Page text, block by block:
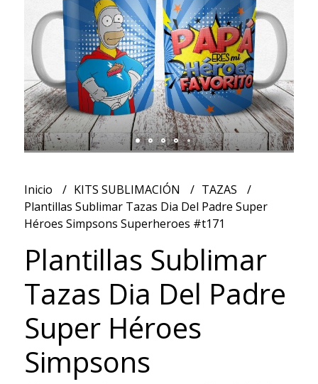
Inicio KITS SUBLIMACIÓN
TAZAS
Plantillas Sublimar Tazas Dia Del Padre Super
Héroes Simpsons Superheroes #t171
Plantillas Sublimar
Tazas Dia Del Padre
Super Héroes
Simpsons